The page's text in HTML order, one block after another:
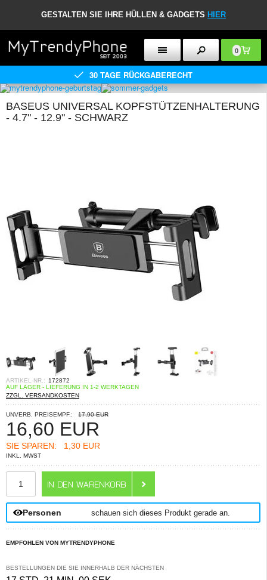
GESTALTEN SIE IHRE HÜLLEN & GADGETS HIER
0
30 TAGE RÜCKGABERECHT
BASEUS UNIVERSAL KOPFSTÜTZENHALTERUNG
- 4.7" - 12.9" - SCHWARZ
ARTIKEL-NR.:
172872
AUF LAGER - LIEFERUNG IN 1-2 WERKTAGEN
ZZGL. VERSANDKOSTEN
UNVERB. PREISEMPF.: 17,90 EUR
16,60 EUR
SIE SPAREN: 1,30 EUR
INKL. MWST
Personen schauen sich dieses Produkt gerade an.
EMPFOHLEN VON MYTRENDYPHONE
BESTELLUNGEN DIE SIE INNERHALB DER NÄCHSTEN